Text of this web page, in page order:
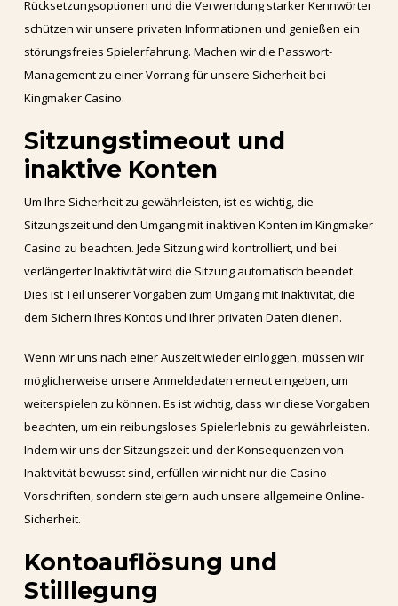
Rücksetzungsoptionen und die Verwendung starker Kennwörter
schützen wir unsere privaten Informationen und genießen ein
störungsfreies Spielerfahrung. Machen wir die Passwort-
Management zu einer Vorrang für unsere Sicherheit bei
Kingmaker Casino.
Sitzungstimeout und
inaktive Konten
Um Ihre Sicherheit zu gewährleisten, ist es wichtig, die
Sitzungszeit und den Umgang mit inaktiven Konten im Kingmaker
Casino zu beachten. Jede Sitzung wird kontrolliert, und bei
verlängerter Inaktivität wird die Sitzung automatisch beendet.
Dies ist Teil unserer Vorgaben zum Umgang mit Inaktivität, die
dem Sichern Ihres Kontos und Ihrer privaten Daten dienen.
Wenn wir uns nach einer Auszeit wieder einloggen, müssen wir
möglicherweise unsere Anmeldedaten erneut eingeben, um
weiterspielen zu können. Es ist wichtig, dass wir diese Vorgaben
beachten, um ein reibungsloses Spielerlebnis zu gewährleisten.
Indem wir uns der Sitzungszeit und der Konsequenzen von
Inaktivität bewusst sind, erfüllen wir nicht nur die Casino-
Vorschriften, sondern steigern auch unsere allgemeine Online-
Sicherheit.
Kontoauflösung und
Stilllegung